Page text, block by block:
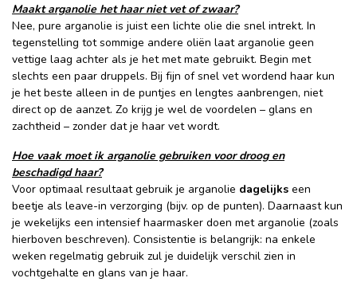
Maakt arganolie het haar niet vet of zwaar?
Nee, pure arganolie is juist een lichte olie die snel intrekt. In
tegenstelling tot sommige andere oliën laat arganolie geen
vettige laag achter als je het met mate gebruikt. Begin met
slechts een paar druppels. Bij fijn of snel vet wordend haar kun
je het beste alleen in de puntjes en lengtes aanbrengen, niet
direct op de aanzet. Zo krijg je wel de voordelen – glans en
zachtheid – zonder dat je haar vet wordt.
Hoe vaak moet ik arganolie gebruiken voor droog en
beschadigd haar?
Voor optimaal resultaat gebruik je arganolie dagelijks een
beetje als leave-in verzorging (bijv. op de punten). Daarnaast kun
je wekelijks een intensief haarmasker doen met arganolie (zoals
hierboven beschreven). Consistentie is belangrijk: na enkele
weken regelmatig gebruik zul je duidelijk verschil zien in
vochtgehalte en glans van je haar.